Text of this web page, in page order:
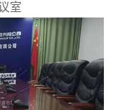
室